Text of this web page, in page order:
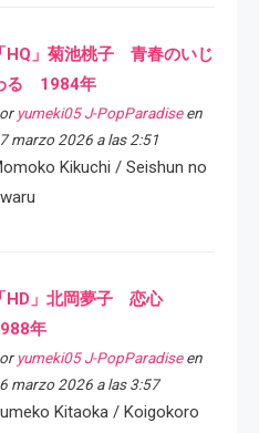
「HQ」菊池桃子 青春のいじ
る 1984年
yumeki05 J-PopParadiseen
marzo 2026 a las 2:51
Kikuchi / Seishun no
「HD」北岡夢子 恋心
年
yumeki05 J-PopParadiseen
marzo 2026 a las 3:57
Kitaoka / Koigokoro